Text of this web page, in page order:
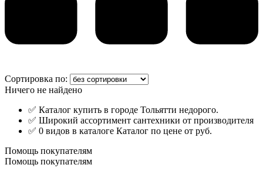
Сортировка по:
Ничего не найдено
✅ Каталог купить в городе Тольятти недорого.
✅ Широкий ассортимент сантехники от производителя
✅ 0 видов в каталоге Каталог по цене от руб.
Помощь покупателям
Помощь покупателям